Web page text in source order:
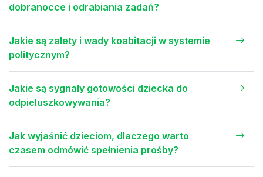
dobranocce i odrabiania zadań?
Jakie są zalety i wady koabitacji w systemie
politycznym?
Jakie są sygnały gotowości dziecka do
odpieluszkowywania?
Jak wyjaśnić dzieciom, dlaczego warto
czasem odmówić spełnienia prośby?